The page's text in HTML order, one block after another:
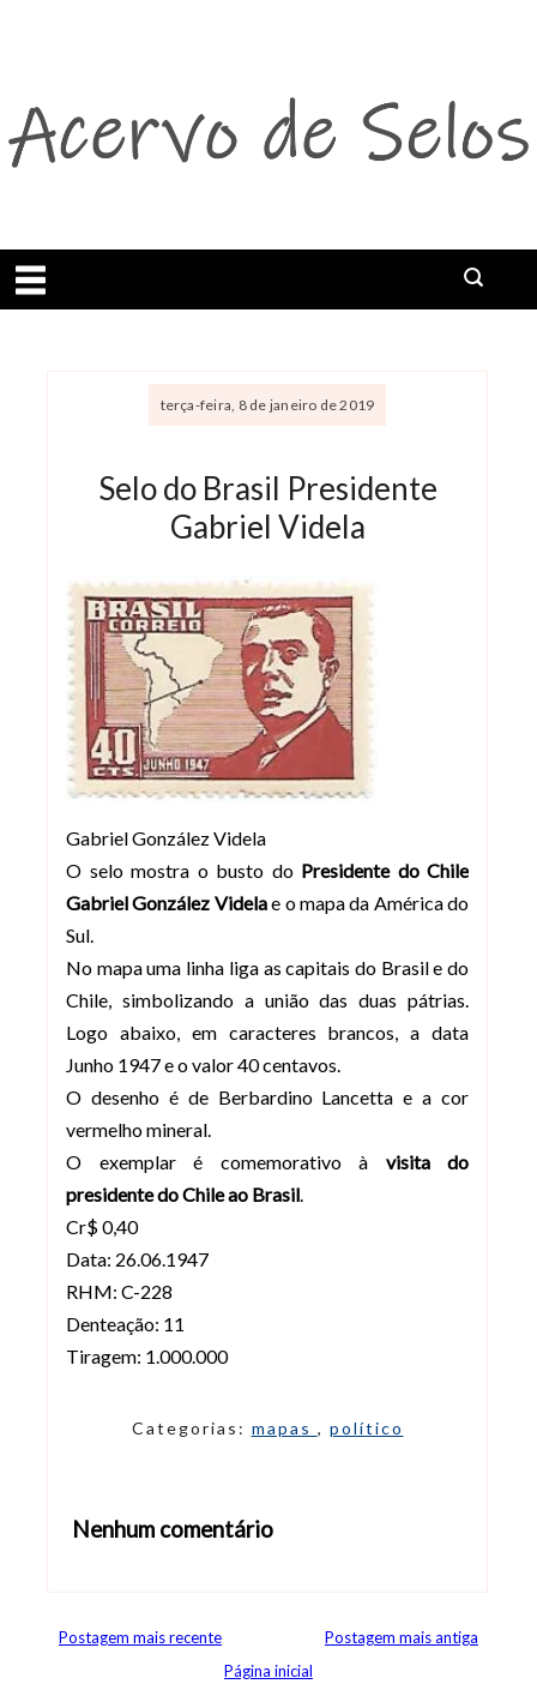
Abrir menu
terça-feira, 8 de janeiro de 2019
Selo do Brasil Presidente
Gabriel Videla
Gabriel González Videla
O selo mostra o busto do Presidente do Chile
Gabriel González Videlae o mapa da América do
Sul.
No mapa uma linha liga as capitais do Brasil e do
Chile, simbolizando a união das duas pátrias.
Logo abaixo, em caracteres brancos, a data
Junho 1947 e o valor 40 centavos.
O desenho é de Berbardino Lancetta e a cor
vermelho mineral.
O exemplar é comemorativo à visita do
presidente do Chile ao Brasil.
Cr$ 0,40
Data: 26.06.1947
RHM: C-228
Denteação: 11
Tiragem: 1.000.000
Categorias: mapas , político
Nenhum comentário
Postagem mais recente
Postagem mais antiga
Página inicial